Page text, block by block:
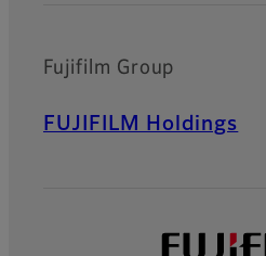
Fujifilm Group
FUJIFILM Holdings